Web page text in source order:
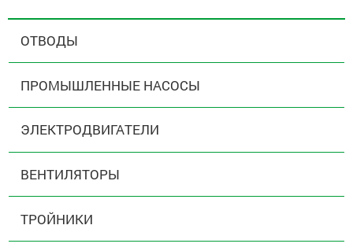
ОТВОДЫ
ПРОМЫШЛЕННЫЕ НАСОСЫ
ЭЛЕКТРОДВИГАТЕЛИ
ВЕНТИЛЯТОРЫ
ТРОЙНИКИ